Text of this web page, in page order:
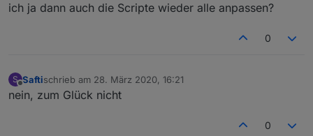
ich ja dann auch die Scripte wieder alle anpassen?
0
S
Offline
Saftischrieb am 28. März 2020, 16:21
zuletzt editiert von
nein, zum Glück nicht
0